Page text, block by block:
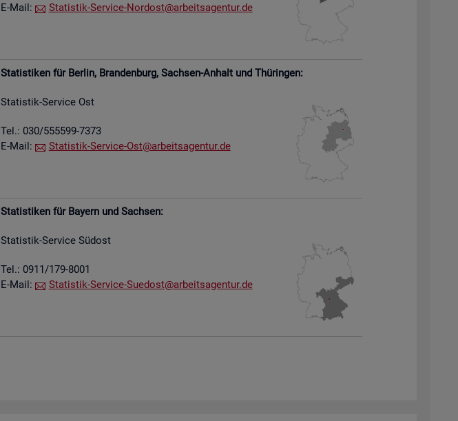
E-Mail:
Sta­tis­tik-Ser­vice-Nord­ost@​arb​eits​agen​tur.​de
Sta­tis­ti­ken für Ber­lin, Bran­den­burg, Sach­sen-An­halt und Thü­rin­gen:
Sta­tis­tik-Ser­vice Ost
Tel.: 030/555599-7373
E-Mail:
Sta­tis­tik-Ser­vice-Ost@​arb​eits​agen​tur.​de
Sta­tis­ti­ken für Bay­ern und Sach­sen:
Sta­tis­tik-Ser­vice Süd­ost
Tel.: 0911/179-8001
E-Mail:
Sta­tis­tik-Ser­vice-Su­e­dost@​arb​eits​agen​tur.​de